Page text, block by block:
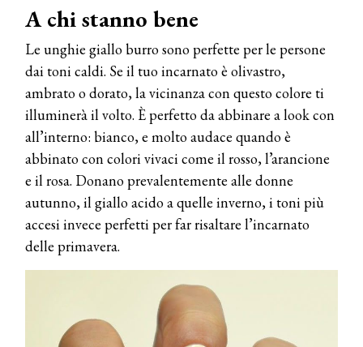
A chi stanno bene
Le unghie giallo burro sono perfette per le persone
dai toni caldi. Se il tuo incarnato è olivastro,
ambrato o dorato, la vicinanza con questo colore ti
illuminerà il volto. È perfetto da abbinare a look con
all’interno: bianco, e molto audace quando è
abbinato con colori vivaci come il rosso, l’arancione
e il rosa. Donano prevalentemente alle donne
autunno, il giallo acido a quelle inverno, i toni più
accesi invece perfetti per far risaltare l’incarnato
delle primavera.